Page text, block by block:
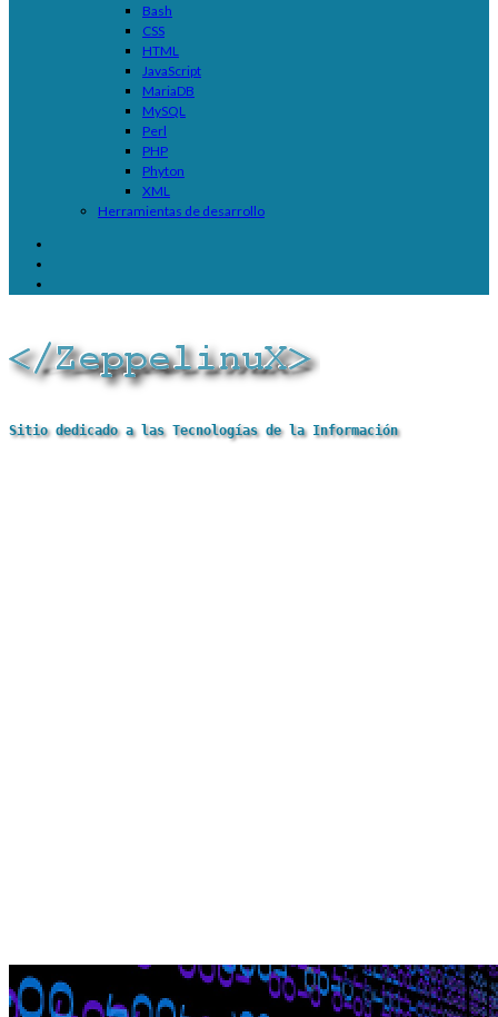
Bash
CSS
HTML
JavaScript
MariaDB
MySQL
Perl
PHP
Phyton
XML
Herramientas de desarrollo
Sitio dedicado a las Tecnologías de la Información